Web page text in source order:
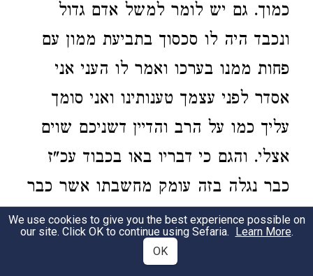
כמוך. גם יש לומר למשל אדם גדול
ונכבד היה לו סכסוך בתביעת ממון עם
פחות ממנו בערכו ואמר לו העני אני
אסדר לפני עצמך טענותינו ואני סומך
עליך כמו על הרב והדיין דשניכם שוים
אצלי. והגם כי דבריו באו בכבוד עכ"ז
כבר נגלה בזה עומק מחשבתו אשר כבר
מהרהר ועולה בדעתו לתבוע את הנכבד
לפני הדיין ואם לא ישיב לו גם עתה
We use cookies to give you the best experience possible on
our site. Click OK to continue using Sefaria. Learn More.
OK